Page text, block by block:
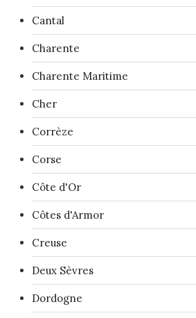
Cantal
Charente
Charente Maritime
Cher
Corrèze
Corse
Côte d'Or
Côtes d'Armor
Creuse
Deux Sèvres
Dordogne